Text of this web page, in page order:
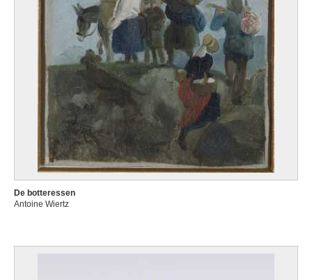
De botteressen
Antoine Wiertz